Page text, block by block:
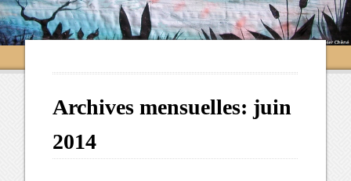
Archives mensuelles: juin
2014